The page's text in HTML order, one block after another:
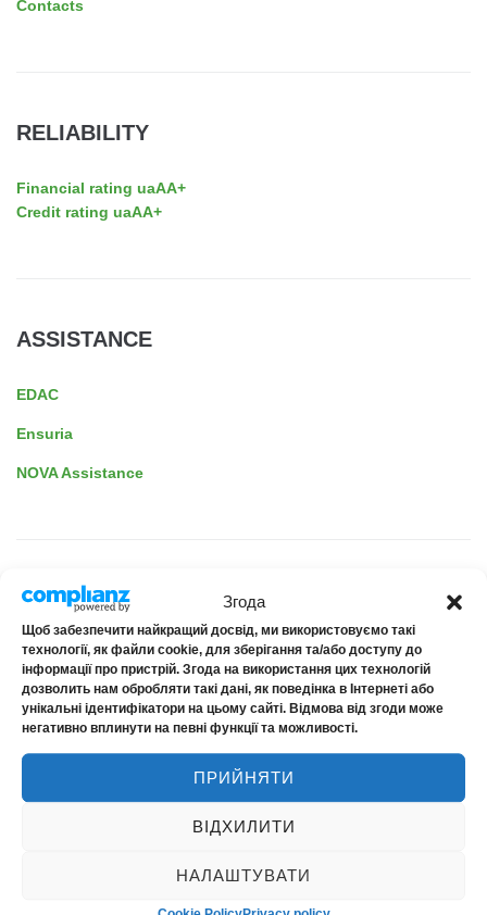
Згода
Щоб забезпечити найкращий досвід, ми використовуємо такі
технології, як файли cookie, для зберігання та/або доступу до
інформації про пристрій. Згода на використання цих технологій
дозволить нам обробляти такі дані, як поведінка в Інтернеті або
унікальні ідентифікатори на цьому сайті. Відмова від згоди може
негативно вплинути на певні функції та можливості.
ПРИЙНЯТИ
ВІДХИЛИТИ
НАЛАШТУВАТИ
Contacts
RELIABILITY
Financial rating uaAA+
Credit rating uaAA+
ASSISTANCE
EDAC
Ensuria
NOVA Assistance
CUSTOMER SAFETY
Online settlement
Secure payments
Entrance only with a mask and temperature screening
Insurance products
Public offers
S